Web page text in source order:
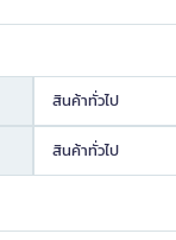
สินค้าทั่วไป
สินค้าทั่วไป